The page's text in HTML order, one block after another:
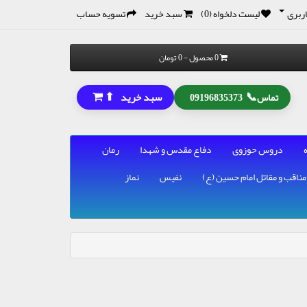
لیست دلخواه (0) سبد خرید تسویه حساب
0 محصول - 0 تومان
تماس📞
09196835373 سبد خرید ⬆
دروس حوزوی دفاع مقدس و شهدا
رمان
مناقب و مقاتل امام حسین (ع) نفیس
نماز